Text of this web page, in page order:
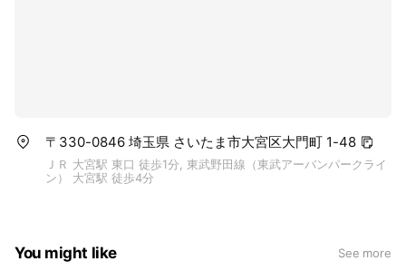
〒330-0846 埼玉県 さいたま市大宮区大門町 1-48
ＪＲ 大宮駅 東口 徒歩1分, 東武野田線（東武アーバンパークライ
ン） 大宮駅 徒歩4分
You might like See more